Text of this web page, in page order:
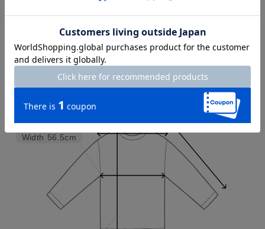
Check the recommended size
Try this item on
60.5cm
Width 56.5cm
Shoulder width 47cm